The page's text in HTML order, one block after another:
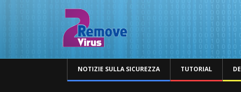
NOTIZIE SULLA SICUREZZA TUTORIAL